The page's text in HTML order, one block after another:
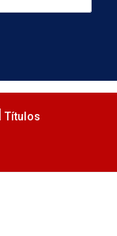
Títulos